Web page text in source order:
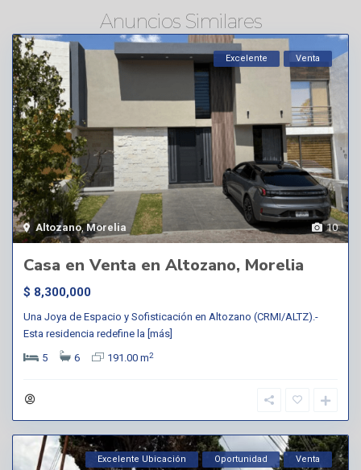
Anuncios Similares
10
Altozano,Morelia
Excelente Venta
Casa en Venta en Altozano, Morelia
$ 8,300,000
Una Joya de Espacio y Sofisticación en Altozano (CRMI/ALTZ).-
Esta residencia redefine la [más]
5
6 191.00 m2
Excelente Ubicación Oportunidad Venta